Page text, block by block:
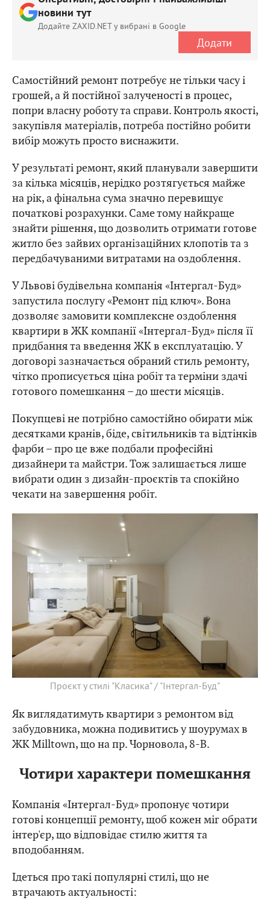
новини тут
Додайте ZAXID.NET у вибрані в Google
Додати
Самостійний ремонт потребує не тільки часу і
грошей, а й постійної залученості в процес,
попри власну роботу та справи. Контроль якості,
закупівля матеріалів, потреба постійно робити
вибір можуть просто виснажити.
У результаті ремонт, який планували завершити
за кілька місяців, нерідко розтягується майже
на рік, а фінальна сума значно перевищує
початкові розрахунки. Саме тому найкраще
знайти рішення, що дозволить отримати готове
житло без зайвих організаційних клопотів та з
передбачуваними витратами на оздоблення.
У Львові будівельна компанія «Інтергал-Буд»
запустила послугу «Ремонт під ключ». Вона
дозволяє замовити комплексне оздоблення
квартири в ЖК компанії «Інтергал-Буд» після її
придбання та введення ЖК в експлуатацію. У
договорі зазначається обраний стиль ремонту,
чітко прописується ціна робіт та терміни здачі
готового помешкання – до шести місяців.
Покупцеві не потрібно самостійно обирати між
десятками кранів, біде, світильників та відтінків
фарби – про це вже подбали професійні
дизайнери та майстри. Тож залишається лише
вибрати один з дизайн-проєктів та спокійно
чекати на завершення робіт.
Проєкт у стилі "Класика" / "Інтергал-Буд"
Як виглядатимуть квартири з ремонтом від
забудовника, можна подивитись у шоурумах в
ЖК Milltown, що на пр. Чорновола, 8-В.
Чотири характери помешкання
Компанія «Інтергал-Буд» пропонує чотири
готові концепції ремонту, щоб кожен міг обрати
інтер'єр, що відповідає стилю життя та
вподобанням.
Ідеться про такі популярні стилі, що не
втрачають актуальності: